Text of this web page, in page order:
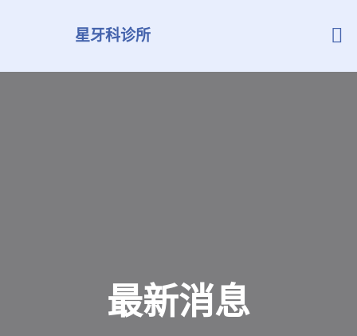
星牙科诊所
最新消息